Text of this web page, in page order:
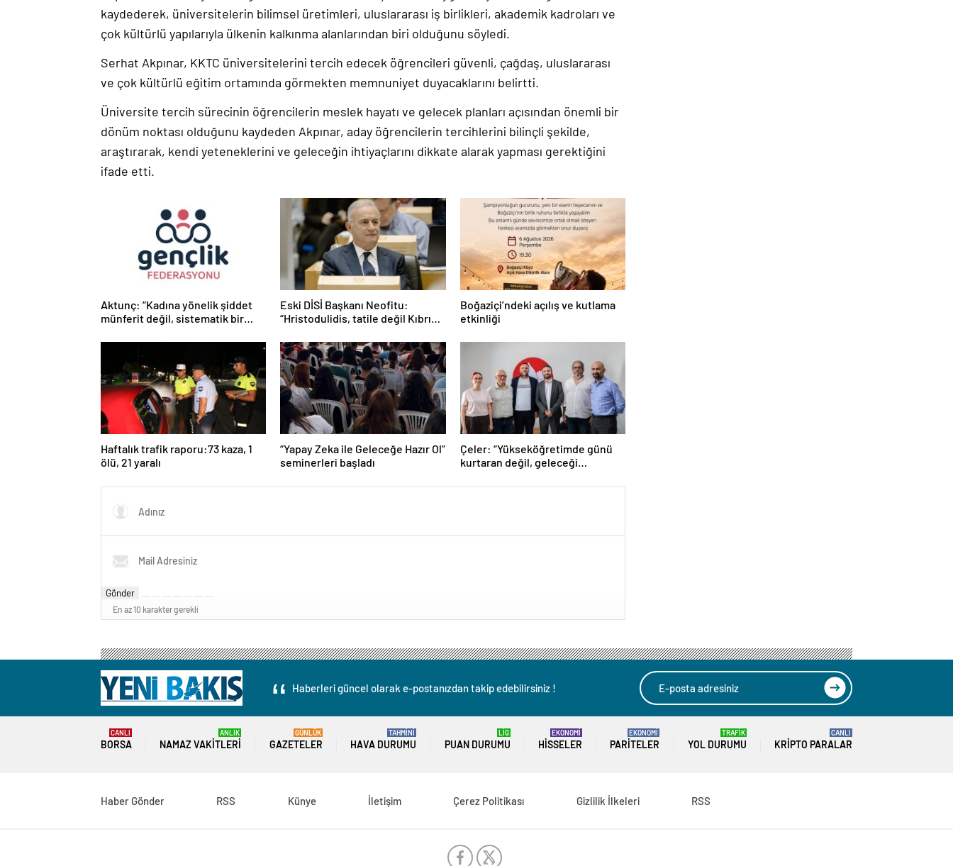
kaydederek, üniversitelerin bilimsel üretimleri, uluslararası iş birlikleri, akademik kadroları ve
çok kültürlü yapılarıyla ülkenin kalkınma alanlarından biri olduğunu söyledi.
Serhat Akpınar, KKTC üniversitelerini tercih edecek öğrencileri güvenli, çağdaş, uluslararası
ve çok kültürlü eğitim ortamında görmekten memnuniyet duyacaklarını belirtti.
Üniversite tercih sürecinin öğrencilerin meslek hayatı ve gelecek planları açısından önemli bir
dönüm noktası olduğunu kaydeden Akpınar, aday öğrencilerin tercihlerini bilinçli şekilde,
araştırarak, kendi yeteneklerini ve geleceğin ihtiyaçlarını dikkate alarak yapması gerektiğini
ifade etti.
Aktunç: “Kadına yönelik şiddet
münferit değil, sistematik bir
Eski DİSİ Başkanı Neofitu:
“Hristodulidis, tatile değil Kıbrıs
Boğaziçi’ndeki açılış ve kutlama
etkinliği
Haftalık trafik raporu:73 kaza, 1
ölü, 21 yaralı
“Yapay Zeka ile Geleceğe Hazır Ol”
seminerleri başladı
Çeler: “Yükseköğretimde günü
kurtaran değil, geleceği
Gönder
En az 10 karakter gerekli
Haberleri güncel olarak e-postanızdan takip edebilirsiniz !
BORSA
CANLI
NAMAZ VAKITLERI
ANLIK
GAZETELER
GÜNLÜK
HAVA DURUMU
TAHMİNİ
PUAN DURUMU
LİG
HISSELER
EKONOMİ
PARITELER
EKONOMİ
YOL DURUMU
TRAFİK
KRIPTO PARALAR
CANLI
Haber Gönder RSS Künye İletişim Çerez Politikası Gizlilik İlkeleri RSS